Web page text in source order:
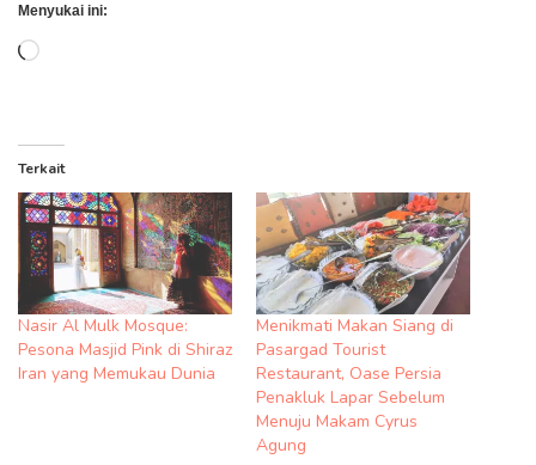
Menyukai ini:
Memuat...
Terkait
Nasir Al Mulk Mosque:
Pesona Masjid Pink di Shiraz
Iran yang Memukau Dunia
Menikmati Makan Siang di
Pasargad Tourist
Restaurant, Oase Persia
Penakluk Lapar Sebelum
Menuju Makam Cyrus
Agung